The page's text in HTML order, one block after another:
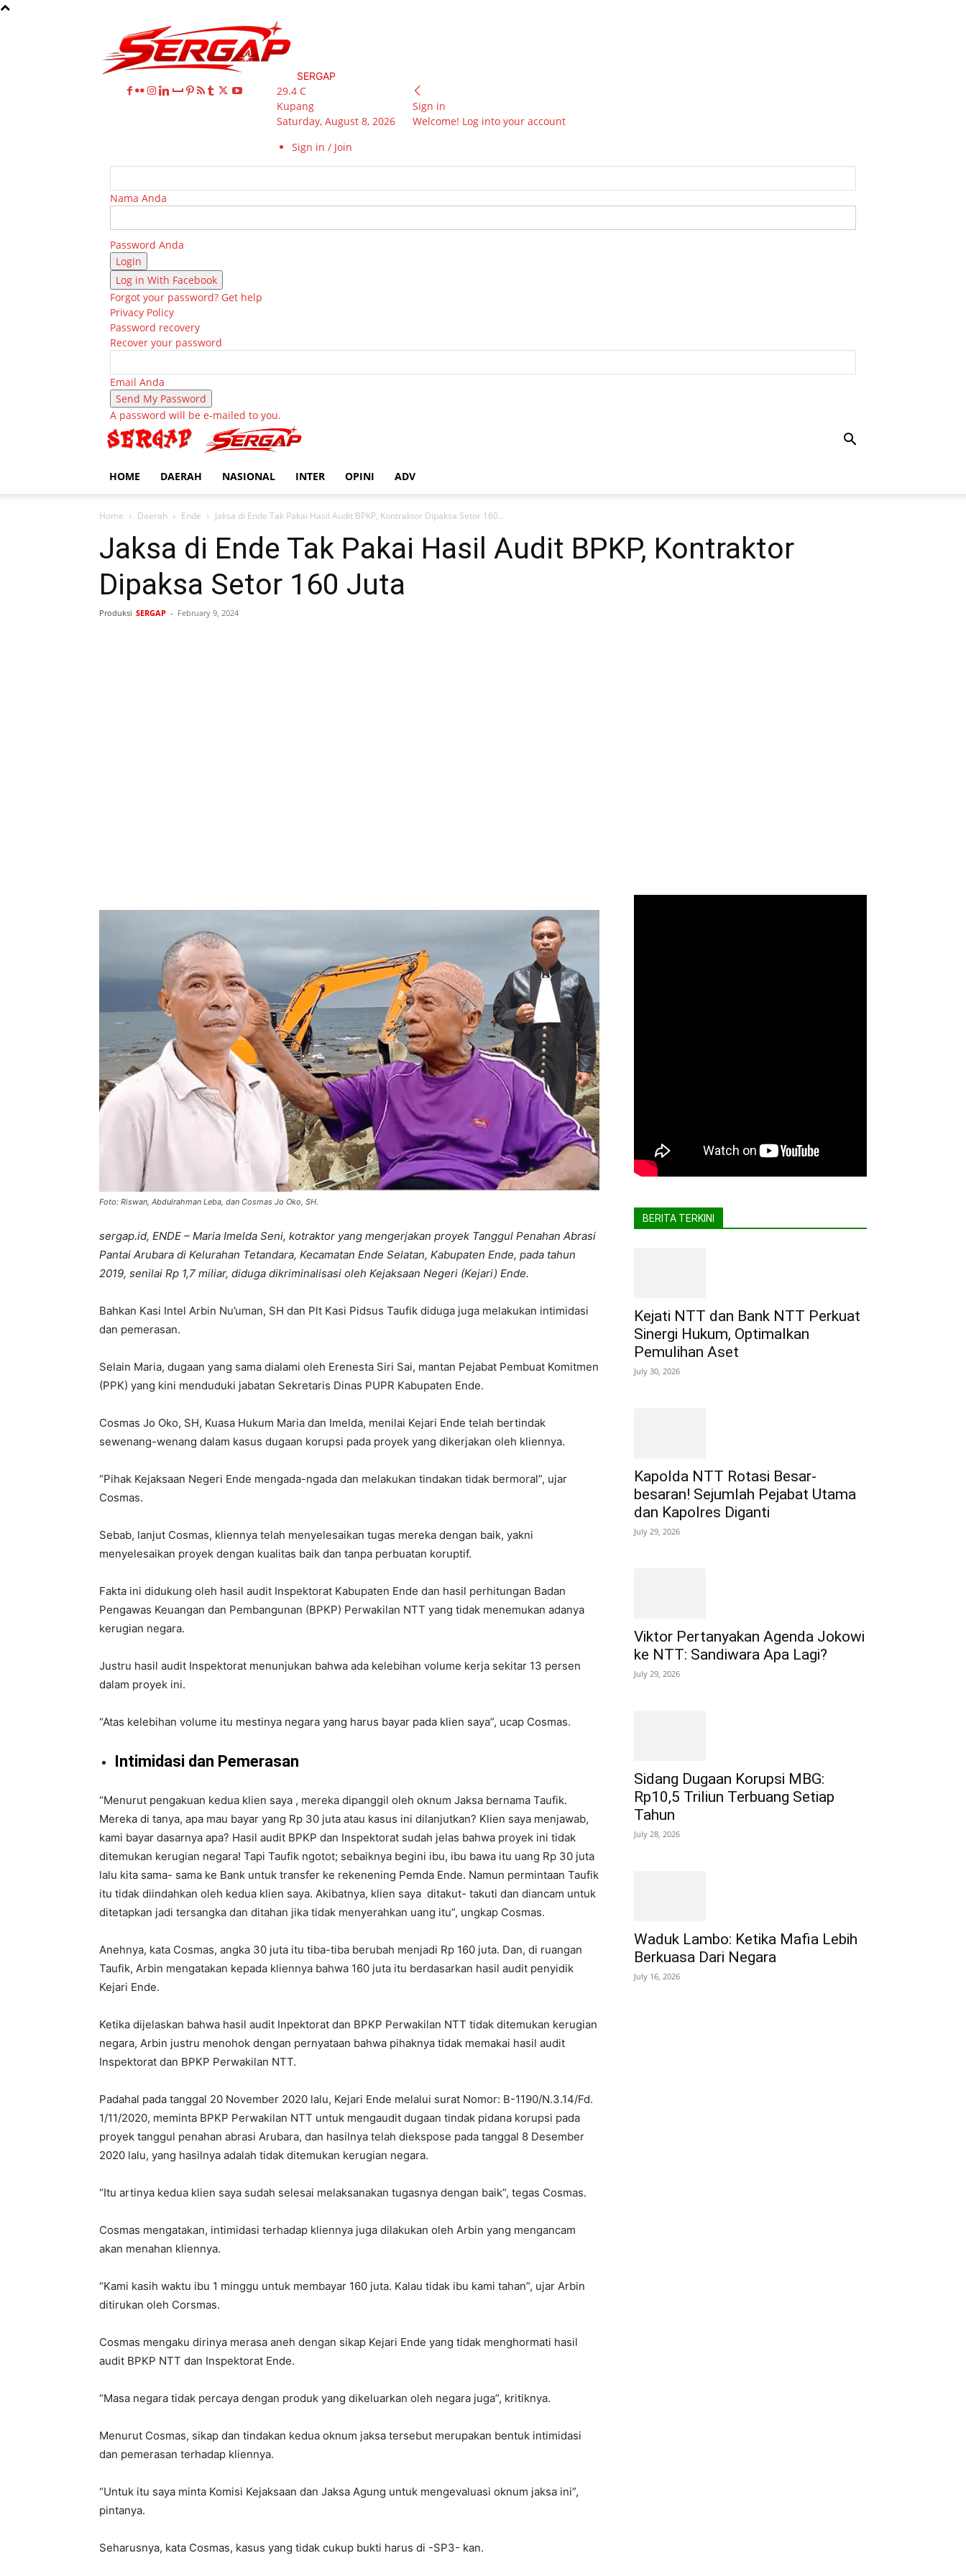
SERGAP
29.4 C
Kupang
Saturday, August 8, 2026
Sign in / Join
Sign in
Welcome! Log into your account
Nama Anda
Password Anda
Log in With Facebook
Forgot your password? Get help
Privacy Policy
Password recovery
Recover your password
Email Anda
A password will be e-mailed to you.
HOME DAERAH NASIONAL INTER OPINI ADV
Home Daerah Ende Jaksa di Ende Tak Pakai Hasil Audit BPKP, Kontraktor Dipaksa Setor 160...
Jaksa di Ende Tak Pakai Hasil Audit BPKP, Kontraktor
Dipaksa Setor 160 Juta
Produksi SERGAP - February 9, 2024
Foto: Riswan, Abdulrahman Leba, dan Cosmas Jo Oko, SH.
sergap.id, ENDE – Maria Imelda Seni, kotraktor yang mengerjakan proyek Tanggul Penahan Abrasi
Pantai Arubara di Kelurahan Tetandara, Kecamatan Ende Selatan, Kabupaten Ende, pada tahun
2019, senilai Rp 1,7 miliar, diduga dikriminalisasi oleh Kejaksaan Negeri (Kejari) Ende.
Bahkan Kasi Intel Arbin Nu’uman, SH dan Plt Kasi Pidsus Taufik diduga juga melakukan intimidasi
dan pemerasan.
Selain Maria, dugaan yang sama dialami oleh Erenesta Siri Sai, mantan Pejabat Pembuat Komitmen
(PPK) yang kini menduduki jabatan Sekretaris Dinas PUPR Kabupaten Ende.
Cosmas Jo Oko, SH, Kuasa Hukum Maria dan Imelda, menilai Kejari Ende telah bertindak
sewenang-wenang dalam kasus dugaan korupsi pada proyek yang dikerjakan oleh kliennya.
“Pihak Kejaksaan Negeri Ende mengada-ngada dan melakukan tindakan tidak bermoral”, ujar
Cosmas.
Sebab, lanjut Cosmas, kliennya telah menyelesaikan tugas mereka dengan baik, yakni
menyelesaikan proyek dengan kualitas baik dan tanpa perbuatan koruptif.
Fakta ini didukung oleh hasil audit Inspektorat Kabupaten Ende dan hasil perhitungan Badan
Pengawas Keuangan dan Pembangunan (BPKP) Perwakilan NTT yang tidak menemukan adanya
kerugian negara.
Justru hasil audit Inspektorat menunjukan bahwa ada kelebihan volume kerja sekitar 13 persen
dalam proyek ini.
“Atas kelebihan volume itu mestinya negara yang harus bayar pada klien saya”, ucap Cosmas.
Intimidasi dan Pemerasan
“Menurut pengakuan kedua klien saya , mereka dipanggil oleh oknum Jaksa bernama Taufik.
Mereka di tanya, apa mau bayar yang Rp 30 juta atau kasus ini dilanjutkan? Klien saya menjawab,
kami bayar dasarnya apa? Hasil audit BPKP dan Inspektorat sudah jelas bahwa proyek ini tidak
ditemukan kerugian negara! Tapi Taufik ngotot; sebaiknya begini ibu, ibu bawa itu uang Rp 30 juta
lalu kita sama- sama ke Bank untuk transfer ke rekenening Pemda Ende. Namun permintaan Taufik
itu tidak diindahkan oleh kedua klien saya. Akibatnya, klien saya ditakut- takuti dan diancam untuk
ditetapkan jadi tersangka dan ditahan jika tidak menyerahkan uang itu”, ungkap Cosmas.
Anehnya, kata Cosmas, angka 30 juta itu tiba-tiba berubah menjadi Rp 160 juta. Dan, di ruangan
Taufik, Arbin mengatakan kepada kliennya bahwa 160 juta itu berdasarkan hasil audit penyidik
Kejari Ende.
Ketika dijelaskan bahwa hasil audit Inpektorat dan BPKP Perwakilan NTT tidak ditemukan kerugian
negara, Arbin justru menohok dengan pernyataan bahwa pihaknya tidak memakai hasil audit
Inspektorat dan BPKP Perwakilan NTT.
Padahal pada tanggal 20 November 2020 lalu, Kejari Ende melalui surat Nomor: B-1190/N.3.14/Fd.
1/11/2020, meminta BPKP Perwakilan NTT untuk mengaudit dugaan tindak pidana korupsi pada
proyek tanggul penahan abrasi Arubara, dan hasilnya telah diekspose pada tanggal 8 Desember
2020 lalu, yang hasilnya adalah tidak ditemukan kerugian negara.
“Itu artinya kedua klien saya sudah selesai melaksanakan tugasnya dengan baik”, tegas Cosmas.
Cosmas mengatakan, intimidasi terhadap kliennya juga dilakukan oleh Arbin yang mengancam
akan menahan kliennya.
“Kami kasih waktu ibu 1 minggu untuk membayar 160 juta. Kalau tidak ibu kami tahan”, ujar Arbin
ditirukan oleh Corsmas.
Cosmas mengaku dirinya merasa aneh dengan sikap Kejari Ende yang tidak menghormati hasil
audit BPKP NTT dan Inspektorat Ende.
“Masa negara tidak percaya dengan produk yang dikeluarkan oleh negara juga”, kritiknya.
Menurut Cosmas, sikap dan tindakan kedua oknum jaksa tersebut merupakan bentuk intimidasi
dan pemerasan terhadap kliennya.
“Untuk itu saya minta Komisi Kejaksaan dan Jaksa Agung untuk mengevaluasi oknum jaksa ini”,
pintanya.
Seharusnya, kata Cosmas, kasus yang tidak cukup bukti harus di -SP3- kan.
BERITA TERKINI
Kejati NTT dan Bank NTT Perkuat
Sinergi Hukum, Optimalkan
Pemulihan Aset
July 30, 2026
Kapolda NTT Rotasi Besar-
besaran! Sejumlah Pejabat Utama
dan Kapolres Diganti
July 29, 2026
Viktor Pertanyakan Agenda Jokowi
ke NTT: Sandiwara Apa Lagi?
July 29, 2026
Sidang Dugaan Korupsi MBG:
Rp10,5 Triliun Terbuang Setiap
Tahun
July 28, 2026
Waduk Lambo: Ketika Mafia Lebih
Berkuasa Dari Negara
July 16, 2026